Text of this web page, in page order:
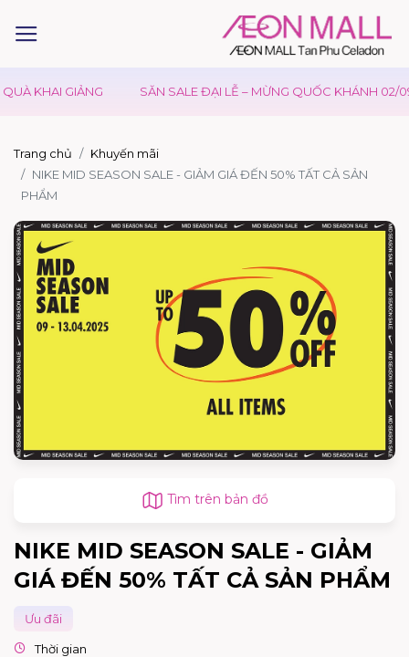
KHAI GIẢNG SĂN SALE ĐẠI LỄ – MỪNG QUỐC KHÁNH 02/09
Trang chủ
Khuyến mãi
NIKE MID SEASON SALE - GIẢM GIÁ ĐẾN 50% TẤT CẢ SẢN
PHẨM
Tìm trên bản đồ
NIKE MID SEASON SALE - GIẢM
GIÁ ĐẾN 50% TẤT CẢ SẢN PHẨM
Ưu đãi
Thời gian